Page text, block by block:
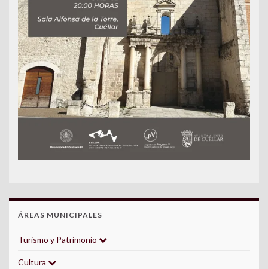
ÁREAS MUNICIPALES
Turismo y Patrimonio
Cultura